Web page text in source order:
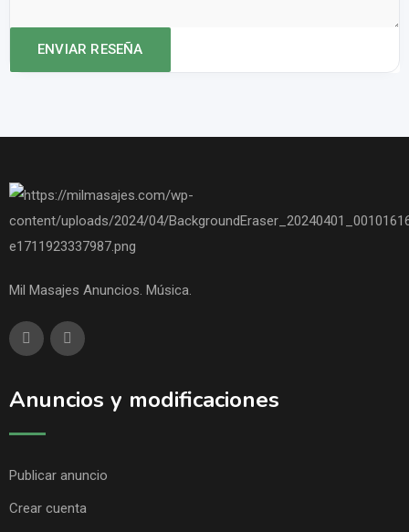
Mil Masajes Anuncios. Música.
Anuncios y modificaciones
Publicar anuncio
Crear cuenta